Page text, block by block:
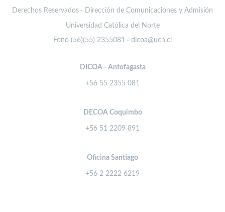
Derechos Reservados · Dirección de Comunicaciones y Admisión
Universidad Católica del Norte
Fono (56)(55) 2355081 · dicoa@ucn.cl
DICOA - Antofagasta
+56 55 2355 081
DECOA Coquimbo
+56 51 2209 891
Oficina Santiago
+56 2 2222 6219